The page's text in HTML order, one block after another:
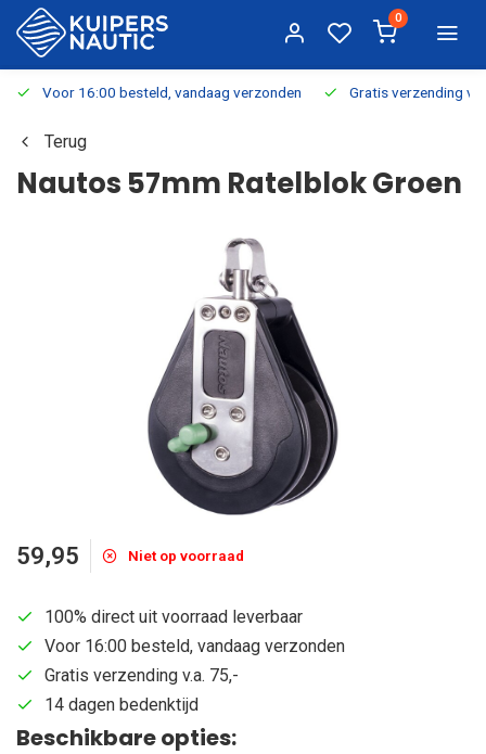
0
Voor 16:00 besteld, vandaag verzonden Gratis verzending
Terug
Nautos 57mm Ratelblok Groen
59,95 Niet op voorraad
100% direct uit voorraad leverbaar
Voor 16:00 besteld, vandaag verzonden
Gratis verzending v.a. 75,-
14 dagen bedenktijd
Beschikbare opties: